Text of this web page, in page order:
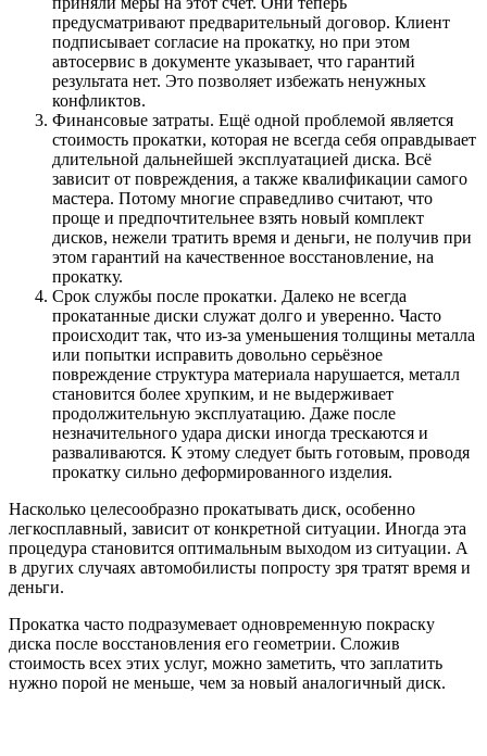
предусматривают предварительный договор. Клиент
подписывает согласие на прокатку, но при этом
автосервис в документе указывает, что гарантий
результата нет. Это позволяет избежать ненужных
конфликтов.
Финансовые затраты. Ещё одной проблемой является
стоимость прокатки, которая не всегда себя оправдывает
длительной дальнейшей эксплуатацией диска. Всё
зависит от повреждения, а также квалификации самого
мастера. Потому многие справедливо считают, что
проще и предпочтительнее взять новый комплект
дисков, нежели тратить время и деньги, не получив при
этом гарантий на качественное восстановление, на
прокатку.
Срок службы после прокатки. Далеко не всегда
прокатанные диски служат долго и уверенно. Часто
происходит так, что из-за уменьшения толщины металла
или попытки исправить довольно серьёзное
повреждение структура материала нарушается, металл
становится более хрупким, и не выдерживает
продолжительную эксплуатацию. Даже после
незначительного удара диски иногда трескаются и
разваливаются. К этому следует быть готовым, проводя
прокатку сильно деформированного изделия.
Насколько целесообразно прокатывать диск, особенно
легкосплавный, зависит от конкретной ситуации. Иногда эта
процедура становится оптимальным выходом из ситуации. А
в других случаях автомобилисты попросту зря тратят время и
деньги.
Прокатка часто подразумевает одновременную покраску
диска после восстановления его геометрии. Сложив
стоимость всех этих услуг, можно заметить, что заплатить
нужно порой не меньше, чем за новый аналогичный диск.